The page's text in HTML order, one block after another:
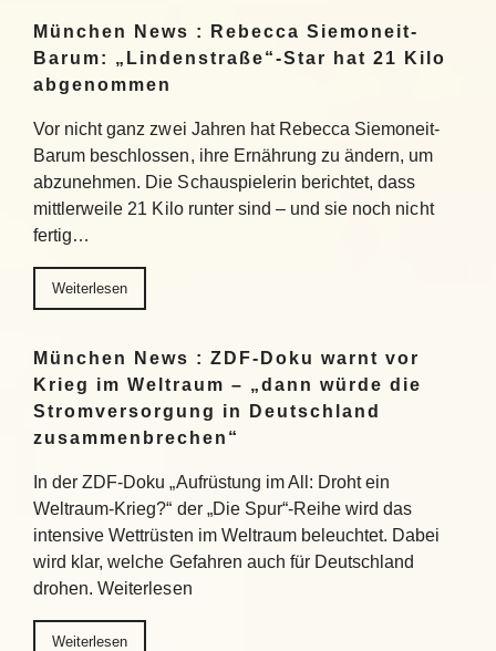
München News : Rebecca Siemoneit-
Barum: „Lindenstraße“-Star hat 21 Kilo
abgenommen
Vor nicht ganz zwei Jahren hat Rebecca Siemoneit-
Barum beschlossen, ihre Ernährung zu ändern, um
abzunehmen. Die Schauspielerin berichtet, dass
mittlerweile 21 Kilo runter sind – und sie noch nicht
fertig…
Weiterlesen
München News : ZDF-Doku warnt vor
Krieg im Weltraum – „dann würde die
Stromversorgung in Deutschland
zusammenbrechen“
In der ZDF-Doku „Aufrüstung im All: Droht ein
Weltraum-Krieg?“ der „Die Spur“-Reihe wird das
intensive Wettrüsten im Weltraum beleuchtet. Dabei
wird klar, welche Gefahren auch für Deutschland
drohen. Weiterlesen
Weiterlesen